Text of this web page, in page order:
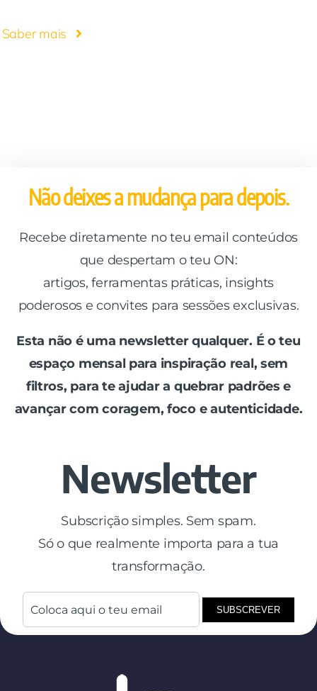
Saber mais
Não deixes a mudança para depois.
Recebe diretamente no teu email conteúdos
que despertam o teu ON:
artigos, ferramentas práticas, insights
poderosos e convites para sessões exclusivas.
Esta não é uma newsletter qualquer. É o teu
espaço mensal para inspiração real, sem
filtros, para te ajudar a quebrar padrões e
avançar com coragem, foco e autenticidade.
Newsletter
Subscrição simples. Sem spam.
Só o que realmente importa para a tua
transformação.
SUBSCREVER